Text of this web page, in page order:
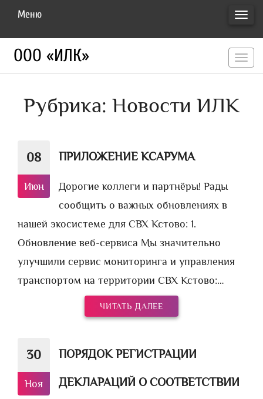
Меню
ООО «ИЛК»
Рубрика: Новости ИЛК
08
Июн
ПРИЛОЖЕНИЕ КСАРУМА
Дорогие коллеги и партнёры! Рады
сообщить о важных обновлениях в
нашей экосистеме для СВХ Кстово: 1.
Обновление веб-сервиса Мы значительно
улучшили сервис мониторинга и управления
транспортом на территории СВХ Кстово:…
ЧИТАТЬ ДАЛЕЕ
30
Ноя
ПОРЯДОК РЕГИСТРАЦИИ
ДЕКЛАРАЦИЙ О СООТВЕТСТВИИ